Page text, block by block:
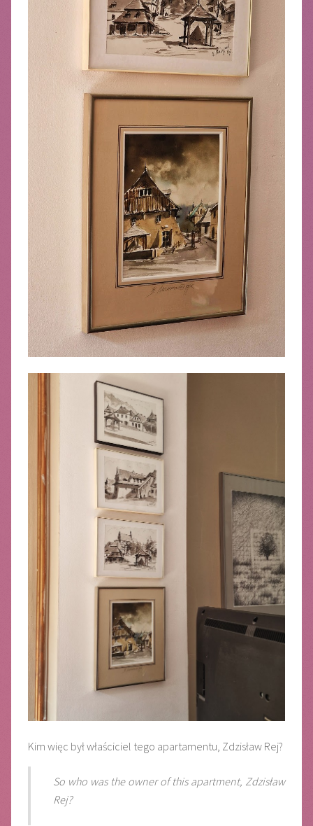
Kim więc był właściciel tego apartamentu, Zdzisław Rej?
So who was the owner of this apartment, Zdzisław
Rej?